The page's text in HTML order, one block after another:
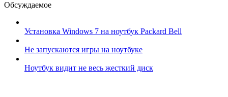
Обсуждаемое
Установка Windows 7 на ноутбук Packard Bell
Не запускаются игры на ноутбуке
Ноутбук видит не весь жесткий диск